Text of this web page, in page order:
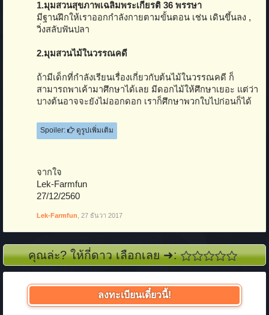
1.มุมสวนสุขภาพเฉลิมพระเกียรติ 36 พรรษา
มีฐานฝึกให้เราออกกำลังกายตามขั้นตอน เช่น เดินขึ้นลง ,
วิ่งสลับฟันปลา
2.มุมสวนไม้ในวรรณคดี
ถ้ามีเด็กที่กำลังเรียนเรื่องเกี่ยวกับต้นไม้ในวรรณคดี ก็
สามารถพาเค้ามาศึกษาได้เลย มีดอกไม้ให้ศึกษาเยอะ แต่ว่า
บางต้นอาจจะยังไม่ออกดอก เราก็ศึกษาพวกใบไปก่อนก็ได้
Spoiler: ดูรูปเพิ่มเติม
จากใจ
Lek-Farmfun
27/12/2560
Lek-Farmfun 27 ธันวา 2017
คุณล่ะ? ให้กี่ดาว เลือกเลย ➜:
ลงทะเบียนเดี๋ยวนี้!